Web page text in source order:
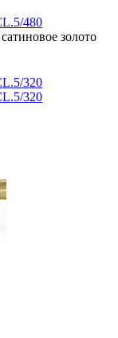
480
золото
320
320